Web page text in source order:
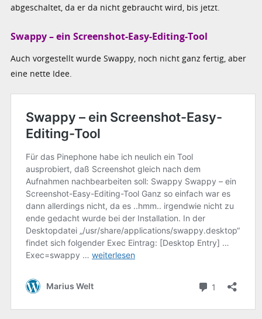
abgeschaltet, da er da nicht gebraucht wird, bis jetzt.
Swappy – ein Screenshot-Easy-Editing-Tool
Auch vorgestellt wurde Swappy, noch nicht ganz fertig, aber
eine nette Idee.